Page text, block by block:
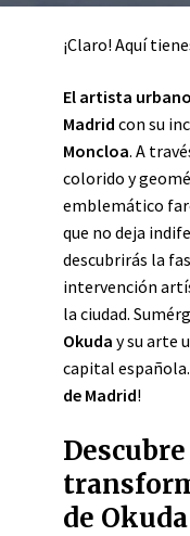
¡Claro! Aquí
El artista
Madrid con su
Moncloa. A
colorido y
emblemático
que no deja
descubrirás la
intervención
la ciudad.
Okuda y su arte
capital
de Madrid!
de